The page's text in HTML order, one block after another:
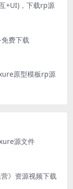
+UI)，下载rp源
费下载
原型模板rp源
源文件
》资源视频下载